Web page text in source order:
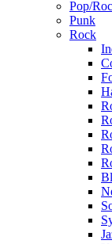
Pop/
Punk
Rock